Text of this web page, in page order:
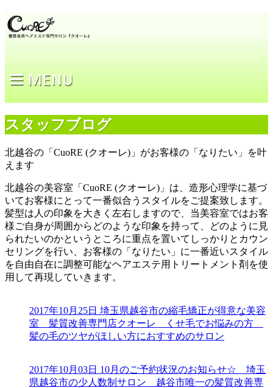
スタッフブログ
北越谷の「CuoRE (クオーレ)」がお客様の「なりたい」を叶
えます
北越谷の美容室「CuoRE (クオーレ)」は、造形心理学に基づ
いてお客様にとって一番似合うスタイルをご提案致します。
髪型は人の印象を大きく左右しますので、当美容室ではお客
様ご自身が周囲からどのような印象を持って、どのように見
られたいのかというところに重点を置いてしっかりとカウン
セリングを行い、お客様の「なりたい」に一番近いスタイル
を自由自在に調整可能なヘアエステ用トリートメント剤を使
用して再現していきます。
2017年10月25日 埼玉県越谷市の縮毛矯正が得意な美容
室 髪質改善専門店クオーレ くせ毛でお悩みの方
髪の毛のツヤがほしい方におすすめのサロン
2017年10月03日 10月のご予約状況のお知らせ☆ 埼玉
県越谷市の少人数制サロン 越谷市唯一の髪質改善専